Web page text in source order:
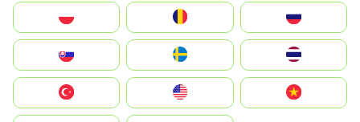
United States